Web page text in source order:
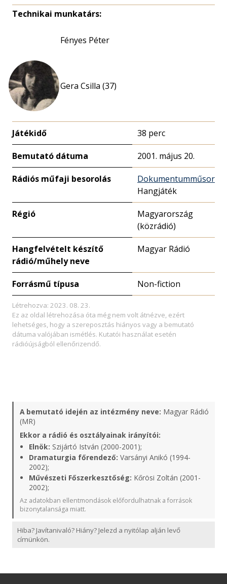
Technikai munkatárs:
Fényes Péter
Gera Csilla (37)
Játékidő 38 perc
Bemutató dátuma 2001. május 20.
Rádiós műfaji besorolás
Dokumentumműsor
Hangjáték
Régió
Magyarország
(közrádió)
Hangfelvételt készítő
rádió/műhely neve
Magyar Rádió
Forrásmű típusa Non-fiction
Létrehozva: 2023. 08. 23.
Ez az oldal létrehozása óta még nem volt átnézve, ezért
lehetséges, hogy a szereposztás hiányos vagy a bemutató
dátuma valójában ismétlés. Kutatói használat esetén
rádióújságból ellenőrizendő.
A bemutató idején az intézmény neve: Magyar Rádió
(MR)
Ekkor a rádió és osztályainak irányítói:
Elnök: Szijártó István (2000-2001);
Dramaturgia főrendező: Varsányi Anikó (1994-
2002);
Művészeti Főszerkesztőség: Kőrösi Zoltán (2001-
2002);
Az adatokban ellentmondások előfordulhatnak a források
bizonytalansága miatt.
Hiba? Javítanivaló? Hiány? Jelezd a nyitólap alján levő
címünkön.